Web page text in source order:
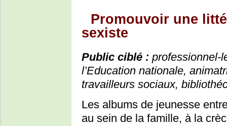
Promouvoir une
sexiste
Public ciblé : professionnel-
l’Education nationale,
travailleurs sociaux,
Les albums de jeunesse
au sein de la famille, à la